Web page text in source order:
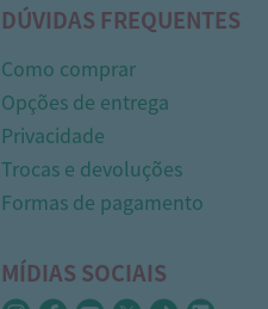
DÚVIDAS FREQUENTES
Como comprar
Opções de entrega
Privacidade
Trocas e devoluções
Formas de pagamento
MÍDIAS SOCIAIS